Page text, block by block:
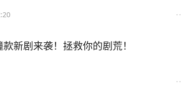
新剧来袭！拯救你的剧荒！